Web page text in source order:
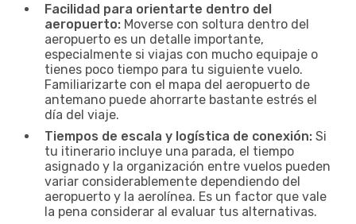
Facilidad para orientarte dentro del
aeropuerto: Moverse con soltura dentro del
aeropuerto es un detalle importante,
especialmente si viajas con mucho equipaje o
tienes poco tiempo para tu siguiente vuelo.
Familiarizarte con el mapa del aeropuerto de
antemano puede ahorrarte bastante estrés el
día del viaje.
Tiempos de escala y logística de conexión: Si
tu itinerario incluye una parada, el tiempo
asignado y la organización entre vuelos pueden
variar considerablemente dependiendo del
aeropuerto y la aerolínea. Es un factor que vale
la pena considerar al evaluar tus alternativas.